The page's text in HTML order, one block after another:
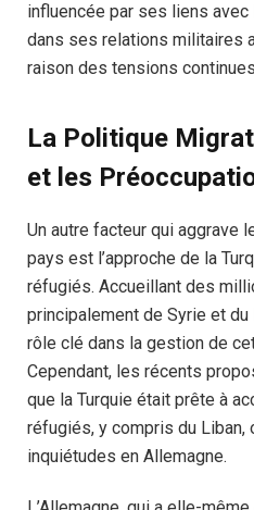
influencée par ses liens
dans ses relations militaires
raison des tensions
La Politique
et les
Un autre facteur qui aggrave
pays est l’approche de la
réfugiés. Accueillant des
principalement de Syrie et du
rôle clé dans la gestion de
Cependant, les récents
que la Turquie était prête à
réfugiés, y compris du Liban,
inquiétudes en Allemagne.